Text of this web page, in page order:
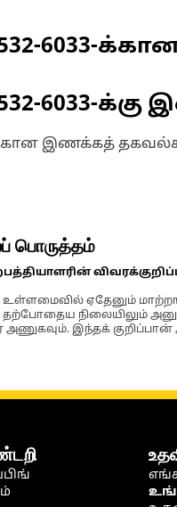
6033-க்கான
6033-க்கு
இணக்கத்
பொருத்தம்
உள்ளமைவில் ஏதேனும்
நிலையிலும்
இந்தக் குறிப்பான்